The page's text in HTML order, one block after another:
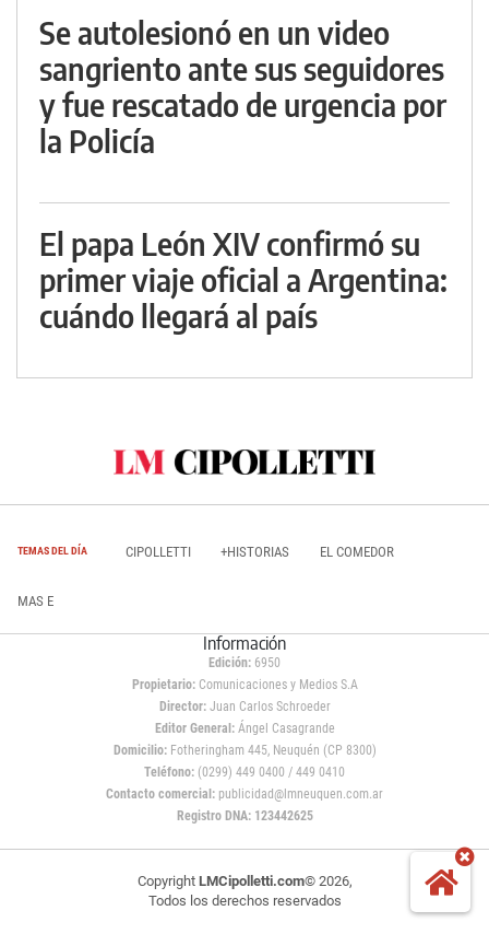
Se autolesionó en un video
sangriento ante sus seguidores
y fue rescatado de urgencia por
la Policía
El papa León XIV confirmó su
primer viaje oficial a Argentina:
cuándo llegará al país
TEMAS DEL DÍA CIPOLLETTI +HISTORIAS EL COMEDOR
MAS E
Información
Edición: 6950
Propietario:Comunicaciones y Medios S.A
Director: Juan Carlos Schroeder
Editor General:Ángel Casagrande
Domicilio:Fotheringham 445, Neuquén (CP 8300)
Teléfono: (0299) 449 0400 / 449 0410
Contacto comercial: publicidad@lmneuquen.com.ar
Registro DNA: 123442625
Copyright LMCipolletti.com© 2026,
Todos los derechos reservados